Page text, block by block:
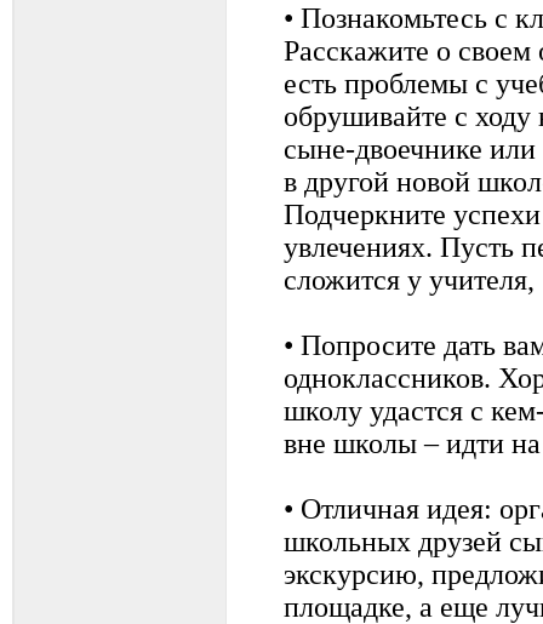
• Познакомьтесь с
Расскажите о
есть проблемы с
обрушивайте с
сыне-двоечнике
в другой новой
Подчеркните
увлечениях. Пусть
сложится у
• Попросите дать
одноклассников.
школу удастся с
вне школы – идти
• Отличная идея:
школьных друзей
экскурсию,
площадке, а еще